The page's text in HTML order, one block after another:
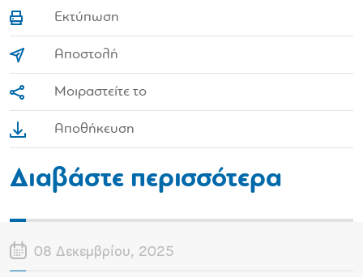
Εκτύπωση
Αποστολή
Μοιραστείτε το
Αποθήκευση
Διαβάστε περισσότερα
08 Δεκεμβρίου, 2025